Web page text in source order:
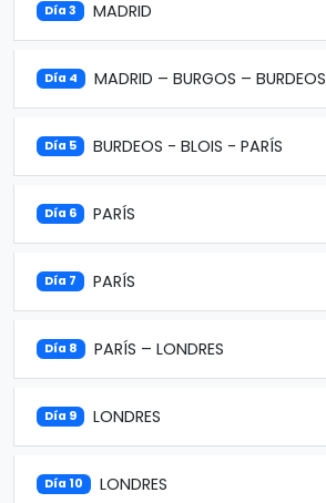
Día 3 MADRID
Día 4 MADRID – BURGOS – BURDEOS
Día 5 BURDEOS - BLOIS - PARÍS
Día 6 PARÍS
Día 7 PARÍS
Día 8 PARÍS – LONDRES
Día 9 LONDRES
Día 10 LONDRES